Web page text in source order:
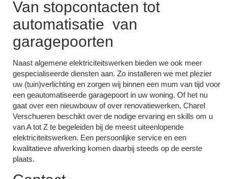
Van stopcontacten tot
automatisatie van
garagepoorten
Naast algemene elektriciteitswerken bieden we ook meer
gespecialiseerde diensten aan. Zo installeren we met plezier
uw (tuin)verlichting en zorgen wij binnen een mum van tijd voor
een geautomatiseerde garagepoort in uw woning. Of het nu
gaat over een nieuwbouw of over renovatiewerken, Charel
Verschueren beschikt over de nodige ervaring en skills om u
van A tot Z te begeleiden bij de meest uiteenlopende
elektriciteitswerken. Een persoonlijke service en een
kwalitatieve afwerking komen daarbij steeds op de eerste
plaats.